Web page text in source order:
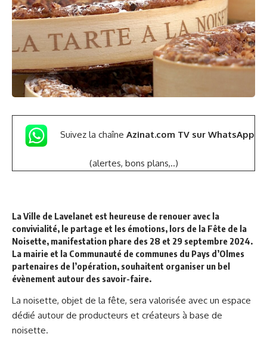
Suivez la chaîne Azinat.com TV sur WhatsApp
(alertes, bons plans,..)
La Ville de Lavelanet est heureuse de renouer avec la
convivialité, le partage et les émotions, lors de la Fête de la
Noisette, manifestation phare des 28 et 29 septembre 2024.
La mairie et la Communauté de communes du Pays d’Olmes
partenaires de l’opération, souhaitent organiser un bel
évènement autour des savoir-faire.
La noisette, objet de la fête, sera valorisée avec un espace
dédié autour de producteurs et créateurs à base de
noisette.